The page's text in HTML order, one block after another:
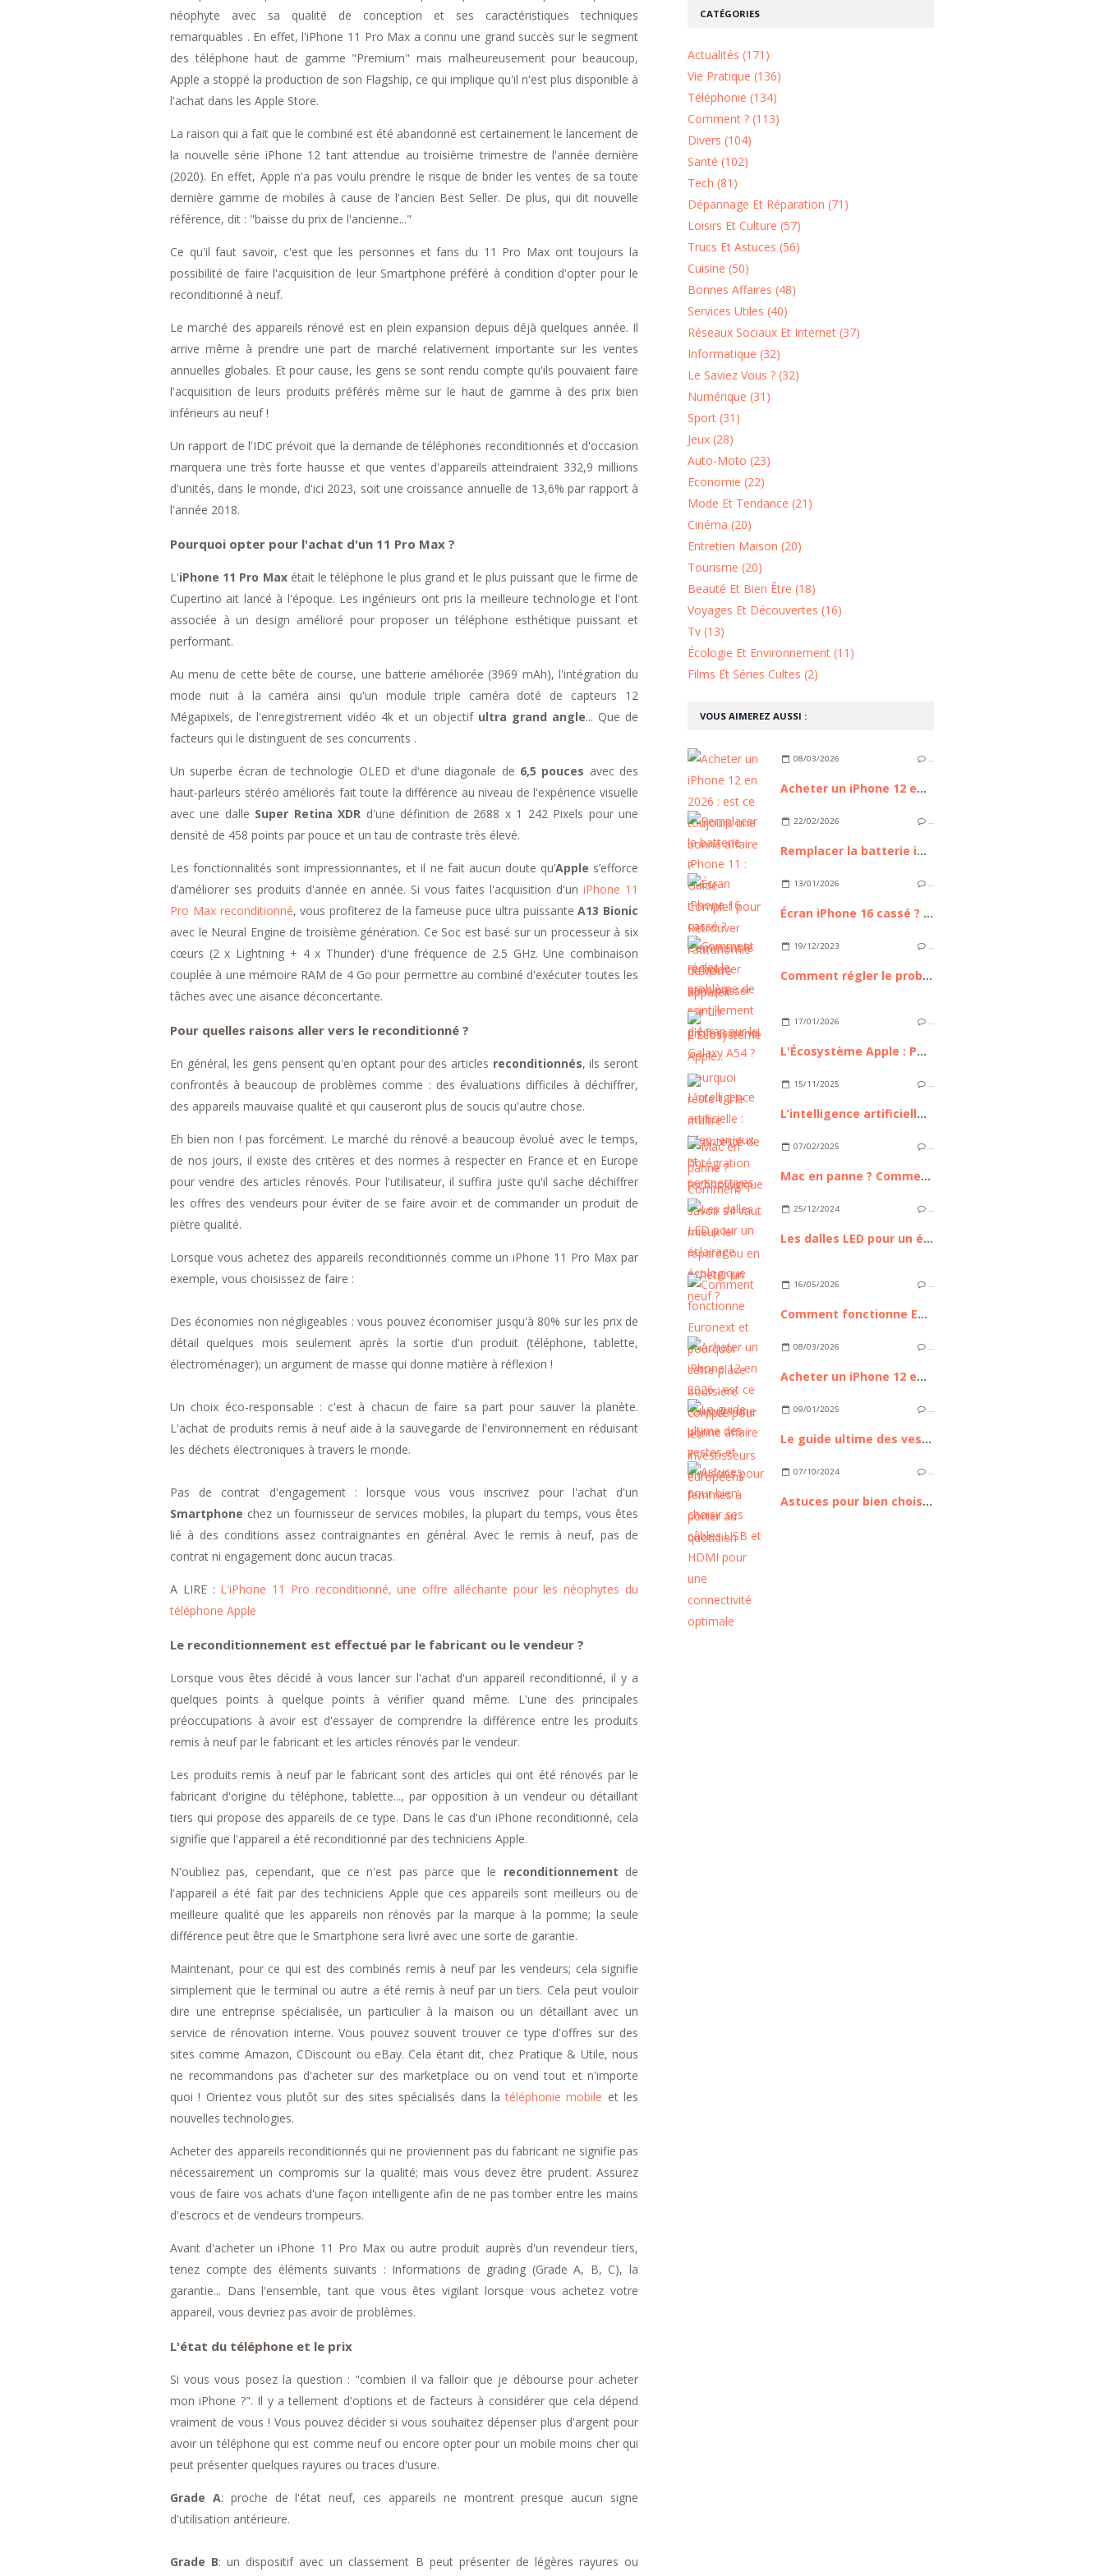
néophyte avec sa qualité de conception et ses caractéristiques techniques
remarquables . En effet, l'iPhone 11 Pro Max a connu une grand succès sur le segment
des téléphone haut de gamme "Premium" mais malheureusement pour beaucoup,
Apple a stoppé la production de son Flagship, ce qui implique qu'il n'est plus disponible à
l'achat dans les Apple Store.
La raison qui a fait que le combiné est été abandonné est certainement le lancement de
la nouvelle série iPhone 12 tant attendue au troisième trimestre de l'année dernière
(2020). En effet, Apple n'a pas voulu prendre le risque de brider les ventes de sa toute
dernière gamme de mobiles à cause de l'ancien Best Seller. De plus, qui dit nouvelle
référence, dit : "baisse du prix de l'ancienne..."
Ce qu'il faut savoir, c'est que les personnes et fans du 11 Pro Max ont toujours la
possibilité de faire l'acquisition de leur Smartphone préféré à condition d'opter pour le
reconditionné à neuf.
Le marché des appareils rénové est en plein expansion depuis déjà quelques année. Il
arrive même à prendre une part de marché relativement importante sur les ventes
annuelles globales. Et pour cause, les gens se sont rendu compte qu'ils pouvaient faire
l'acquisition de leurs produits préférés même sur le haut de gamme à des prix bien
inférieurs au neuf !
Un rapport de l'IDC prévoit que la demande de téléphones reconditionnés et d'occasion
marquera une très forte hausse et que ventes d'appareils atteindraient 332,9 millions
d'unités, dans le monde, d'ici 2023, soit une croissance annuelle de 13,6% par rapport à
l'année 2018.
Pourquoi opter pour l'achat d'un 11 Pro Max ?
L'iPhone 11 Pro Maxétait le téléphone le plus grand et le plus puissant que le firme de
Cupertino ait lancé à l'époque. Les ingénieurs ont pris la meilleure technologie et l'ont
associée à un design amélioré pour proposer un téléphone esthétique puissant et
performant.
Au menu de cette bête de course, une batterie améliorée (3969 mAh), l'intégration du
mode nuit à la caméra ainsi qu'un module triple caméra doté de capteurs 12
Mégapixels, de l'enregistrement vidéo 4k et un objectif ultra grand angle... Que de
facteurs qui le distinguent de ses concurrents .
Un superbe écran de technologie OLED et d'une diagonale de 6,5 pouces avec des
haut-parleurs stéréo améliorés fait toute la différence au niveau de l'expérience visuelle
avec une dalle Super Retina XDR d'une définition de 2688 x 1 242 Pixels pour une
densité de 458 points par pouce et un tau de contraste très élevé.
Les fonctionnalités sont impressionnantes, et il ne fait aucun doute qu’Apple s’efforce
d’améliorer ses produits d'année en année. Si vous faites l'acquisition d'un iPhone 11
Pro Max reconditionné, vous profiterez de la fameuse puce ultra puissanteA13 Bionic
avec le Neural Engine de troisième génération. Ce Soc est basé sur un processeur à six
cœurs (2 x Lightning + 4 x Thunder) d'une fréquence de 2.5 GHz. Une combinaison
couplée à une mémoire RAM de 4 Go pour permettre au combiné d'exécuter toutes les
tâches avec une aisance déconcertante.
Pour quelles raisons aller vers le reconditionné ?
En général, les gens pensent qu'en optant pour des articles reconditionnés, ils seront
confrontés à beaucoup de problèmes comme : des évaluations difficiles à déchiffrer,
des appareils mauvaise qualité et qui causeront plus de soucis qu'autre chose.
Eh bien non ! pas forcément. Le marché du rénové a beaucoup évolué avec le temps,
de nos jours, il existe des critères et des normes à respecter en France et en Europe
pour vendre des articles rénovés. Pour l'utilisateur, il suffira juste qu'il sache déchiffrer
les offres des vendeurs pour éviter de se faire avoir et de commander un produit de
piètre qualité.
Lorsque vous achetez des appareils reconditionnés comme un iPhone 11 Pro Max par
exemple, vous choisissez de faire :
Des économies non négligeables : vous pouvez économiser jusqu'à 80% sur les prix de
détail quelques mois seulement après la sortie d'un produit (téléphone, tablette,
électroménager); un argument de masse qui donne matière à réflexion !
Un choix éco-responsable : c'est à chacun de faire sa part pour sauver la planète.
L'achat de produits remis à neuf aide à la sauvegarde de l'environnement en réduisant
les déchets électroniques à travers le monde.
Pas de contrat d'engagement : lorsque vous vous inscrivez pour l'achat d'un
Smartphone chez un fournisseur de services mobiles, la plupart du temps, vous êtes
lié à des conditions assez contraignantes en général. Avec le remis à neuf, pas de
contrat ni engagement donc aucun tracas.
A LIRE : L'iPhone 11 Pro reconditionné, une offre alléchante pour les néophytes du
téléphone Apple
Le reconditionnement est effectué par le fabricant ou le vendeur ?
Lorsque vous êtes décidé à vous lancer sur l'achat d'un appareil reconditionné, il y a
quelques points à quelque points à vérifier quand même. L'une des principales
préoccupations à avoir est d'essayer de comprendre la différence entre les produits
remis à neuf par le fabricant et les articles rénovés par le vendeur.
Les produits remis à neuf par le fabricant sont des articles qui ont été rénovés par le
fabricant d'origine du téléphone, tablette..., par opposition à un vendeur ou détaillant
tiers qui propose des appareils de ce type. Dans le cas d'un iPhone reconditionné, cela
signifie que l'appareil a été reconditionné par des techniciens Apple.
N'oubliez pas, cependant, que ce n'est pas parce que le reconditionnement de
l'appareil a été fait par des techniciens Apple que ces appareils sont meilleurs ou de
meilleure qualité que les appareils non rénovés par la marque à la pomme; la seule
différence peut être que le Smartphone sera livré avec une sorte de garantie.
Maintenant, pour ce qui est des combinés remis à neuf par les vendeurs; cela signifie
simplement que le terminal ou autre a été remis à neuf par un tiers. Cela peut vouloir
dire une entreprise spécialisée, un particulier à la maison ou un détaillant avec un
service de rénovation interne. Vous pouvez souvent trouver ce type d'offres sur des
sites comme Amazon, CDiscount ou eBay. Cela étant dit, chez Pratique & Utile, nous
ne recommandons pas d'acheter sur des marketplace ou on vend tout et n'importe
quoi ! Orientez vous plutôt sur des sites spécialisés dans latéléphonie mobile et les
nouvelles technologies.
Acheter des appareils reconditionnés qui ne proviennent pas du fabricant ne signifie pas
nécessairement un compromis sur la qualité; mais vous devez être prudent. Assurez
vous de faire vos achats d'une façon intelligente afin de ne pas tomber entre les mains
d'escrocs et de vendeurs trompeurs.
Avant d'acheter un iPhone 11 Pro Max ou autre produit auprès d'un revendeur tiers,
tenez compte des éléments suivants : Informations de grading (Grade A, B, C), la
garantie... Dans l'ensemble, tant que vous êtes vigilant lorsque vous achetez votre
appareil, vous devriez pas avoir de problèmes.
L'état du téléphone et le prix
Si vous vous posez la question : "combien il va falloir que je débourse pour acheter
mon iPhone ?". Il y a tellement d'options et de facteurs à considérer que cela dépend
vraiment de vous ! Vous pouvez décider si vous souhaitez dépenser plus d'argent pour
avoir un téléphone qui est comme neuf ou encore opter pour un mobile moins cher qui
peut présenter quelques rayures ou traces d'usure.
Grade A: proche de l'état neuf, ces appareils ne montrent presque aucun signe
d'utilisation antérieure.
Grade B: un dispositif avec un classement B peut présenter de légères rayures ou
VOUS AIMEREZ AUSSI :
08/03/2026 …
Acheter un iPhone 12 en 2026 : est ce toujours une bonne affaire ?
22/02/2026 …
Remplacer la batterie iPhone 11 : Guide Complet pour Retrouver l'autonomie de votre appareil
13/01/2026 …
Écran iPhone 16 cassé ? Comment le remplacer sans passer par un professionnel
19/12/2023 …
Comment régler le problème de scintillement d'écran sur le Galaxy A54 ?
17/01/2026 …
L'Écosystème Apple : Pourquoi reste-t-il le maître incontesté de l'intégration technologique ?
15/11/2025 …
L’intelligence artificielle : bilan, enjeux et perspectives
07/02/2025 …
Mac en panne ? Comment savoir s’il vaut mieux le réparer ou en acheter un neuf ?
25/12/2024 …
Les dalles LED pour un éclairage écologique
16/05/2026 …
Comment fonctionne Euronext et pourquoi cette place boursière compte pour les investisseurs européens
08/03/2026 …
Acheter un iPhone 12 en 2026 : est ce toujours une bonne affaire ?
09/01/2025 …
Le guide ultime des vestes et blousons pour femmes à porter au quotidien
07/10/2024 …
Astuces pour bien choisir ses câbles USB et HDMI pour une connectivité optimale
CATÉGORIES
Actualités (171)
Vie Pratique (136)
Téléphonie (134)
Comment ? (113)
Divers (104)
Santé (102)
Tech (81)
Dépannage Et Réparation (71)
Loisirs Et Culture (57)
Trucs Et Astuces (56)
Cuisine (50)
Bonnes Affaires (48)
Services Utiles (40)
Réseaux Sociaux Et Internet (37)
Informatique (32)
Le Saviez Vous ? (32)
Numérique (31)
Sport (31)
Jeux (28)
Auto-Moto (23)
Economie (22)
Mode Et Tendance (21)
Cinéma (20)
Entretien Maison (20)
Tourisme (20)
Beauté Et Bien Être (18)
Voyages Et Découvertes (16)
Tv (13)
Écologie Et Environnement (11)
Films Et Séries Cultes (2)